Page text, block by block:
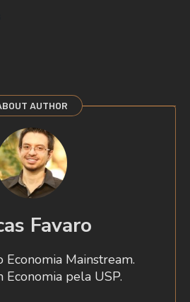
AUTHOR
Favaro
Economia Mainstream.
Economia pela USP.